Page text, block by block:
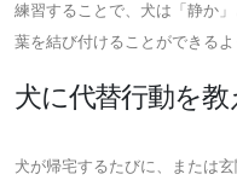
練習することで、犬は「静か
葉を結び付けることができるよ
犬に代替行動を教
犬が帰宅するたびに、または